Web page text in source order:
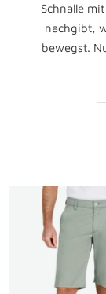
Schnalle
nachgibt,
bewegst.